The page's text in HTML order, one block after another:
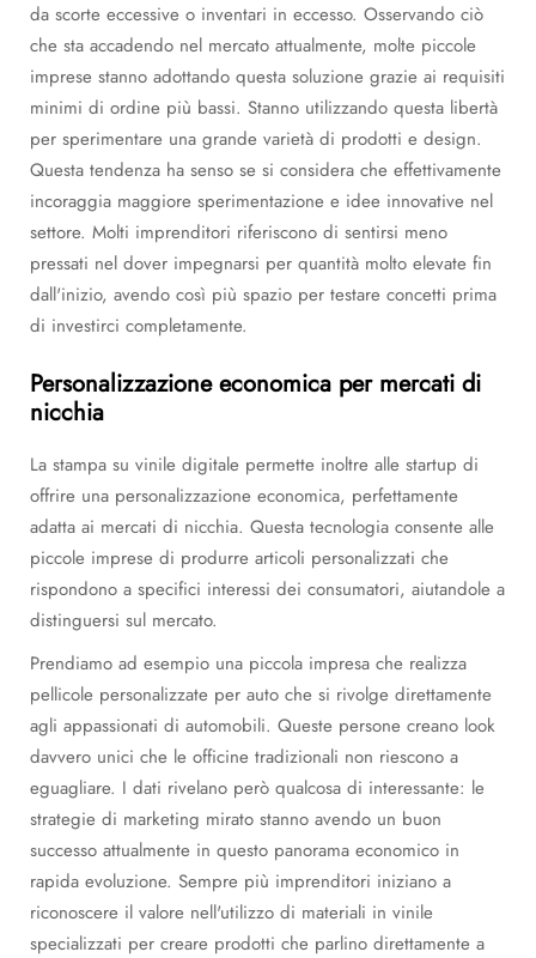
da scorte eccessive o inventari in eccesso. Osservando ciò
che sta accadendo nel mercato attualmente, molte piccole
imprese stanno adottando questa soluzione grazie ai requisiti
minimi di ordine più bassi. Stanno utilizzando questa libertà
per sperimentare una grande varietà di prodotti e design.
Questa tendenza ha senso se si considera che effettivamente
incoraggia maggiore sperimentazione e idee innovative nel
settore. Molti imprenditori riferiscono di sentirsi meno
pressati nel dover impegnarsi per quantità molto elevate fin
dall'inizio, avendo così più spazio per testare concetti prima
di investirci completamente.
Personalizzazione economica per mercati di
nicchia
La stampa su vinile digitale permette inoltre alle startup di
offrire una personalizzazione economica, perfettamente
adatta ai mercati di nicchia. Questa tecnologia consente alle
piccole imprese di produrre articoli personalizzati che
rispondono a specifici interessi dei consumatori, aiutandole a
distinguersi sul mercato.
Prendiamo ad esempio una piccola impresa che realizza
pellicole personalizzate per auto che si rivolge direttamente
agli appassionati di automobili. Queste persone creano look
davvero unici che le officine tradizionali non riescono a
eguagliare. I dati rivelano però qualcosa di interessante: le
strategie di marketing mirato stanno avendo un buon
successo attualmente in questo panorama economico in
rapida evoluzione. Sempre più imprenditori iniziano a
riconoscere il valore nell'utilizzo di materiali in vinile
specializzati per creare prodotti che parlino direttamente a